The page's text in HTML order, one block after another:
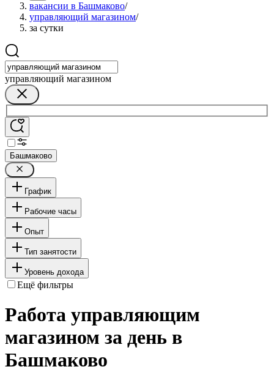
вакансии в Башмаково/
управляющий магазином/
за сутки
управляющий магазином
Башмаково
График
Рабочие часы
Опыт
Тип занятости
Уровень дохода
Ещё фильтры
Работа управляющим
магазином за день в
Башмаково